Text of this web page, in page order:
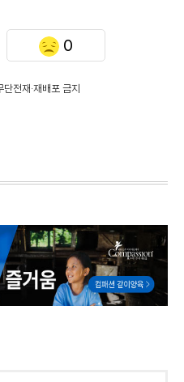
0
전재·재배포 금지